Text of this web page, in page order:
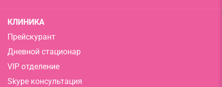
КЛИНИКА
Прейскурант
Дневной стационар
VIP отделение
Skype консультация